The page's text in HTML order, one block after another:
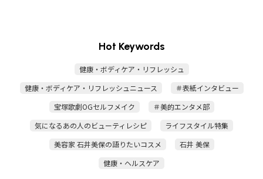
Hot Keywords
健康・ボディケア・リフレッシュ
健康・ボディケア・リフレッシュニュース
＃表紙インタビュー
宝塚歌劇OGセルフメイク
＃美的エンタメ部
気になるあの人のビューティレシピ
ライフスタイル特集
美容家 石井美保の語りたいコスメ
石井 美保
健康・ヘルスケア